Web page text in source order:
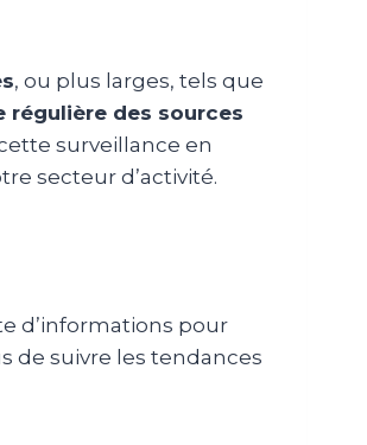
, ou plus larges, tels que
régulière des sources
surveillance en
secteur d’activité.
d’informations pour
de suivre les tendances